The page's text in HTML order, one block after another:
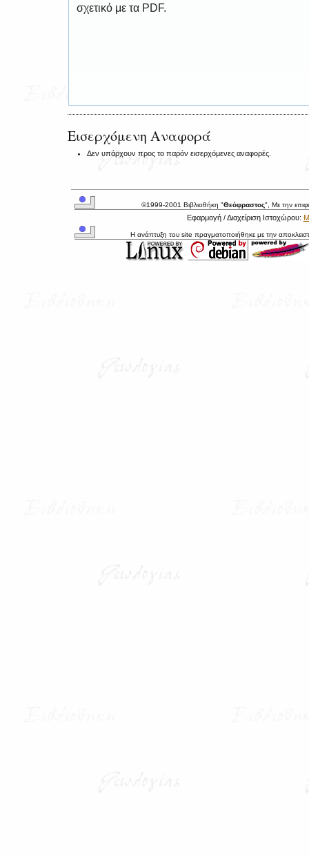
σχετικό με τα PDF.
Εισερχόμενη Αναφορά
Δεν υπάρχουν προς το παρόν εισερχόμενες αναφορές.
©1999-2001 Βιβλιοθήκη "Θεόφραστος", Με την
Εφαρμογή / Διαχείριση Ιστοχώρου:
Η ανάπτυξη του site πραγματοποιήθηκε με την